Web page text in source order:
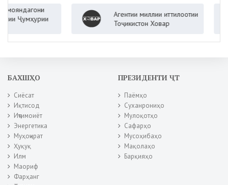
Агентии миллии иттилоотии
Тоҷикистон Ховар
БАХШҲО
Сиёсат
Иқтисод
Иҷтимоиёт
Энергетика
Муҳоҷират
Ҳуқуқ
Илм
Маориф
Фарҳанг
ПРЕЗИДЕНТИ ҶТ
Паёмҳо
Суханрониҳо
Мулоқотҳо
Сафарҳо
Мусоҳибаҳо
Мақолаҳо
Барқияҳо